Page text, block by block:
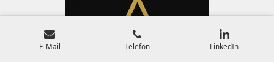
E-Mail Telefon LinkedIn